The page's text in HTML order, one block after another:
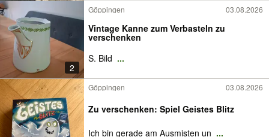
2
Göppingen 03.08.2026
Vintage Kanne zum Verbasteln zu
verschenken
S. Bild ...
Göppingen 03.08.2026
Zu verschenken: Spiel Geistes Blitz
Ich bin gerade am Ausmisten un ...